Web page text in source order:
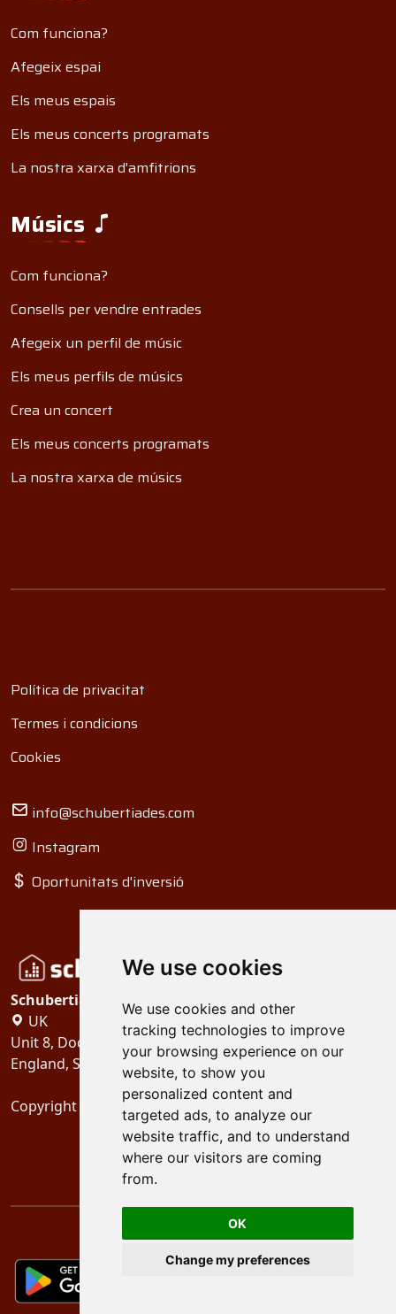
We use cookies
We use cookies and other
tracking technologies to improve
your browsing experience on our
website, to show you
personalized content and
targeted ads, to analyze our
website traffic, and to understand
where our visitors are coming
from.
OK
Change my preferences
Com funciona?
Afegeix espai
Els meus espais
Els meus concerts programats
La nostra xarxa d'amfitrions
Músics
Com funciona?
Consells per vendre entrades
Afegeix un perfil de músic
Els meus perfils de músics
Crea un concert
Els meus concerts programats
La nostra xarxa de músics
Política de privacitat
Termes i condicions
Cookies
info@schubertiades.com
Instagram
Oportunitats d'inversió
Schubertiades, Ltd.
UK
Unit 8, Dock Offices, Surrey Quays Road, London
England, SE16 2XU
Copyright 2024 Schubertiades, Ltd.